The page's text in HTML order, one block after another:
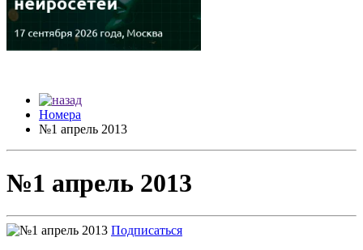
Номера
№1 апрель 2013
№1 апрель 2013
Подписаться